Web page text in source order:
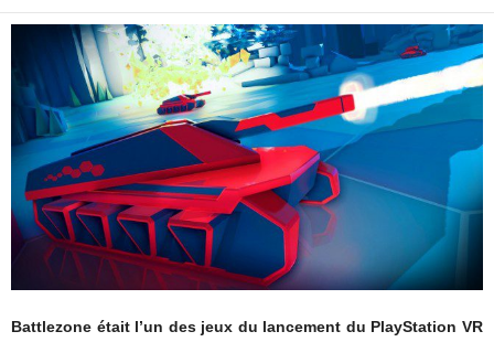
Battlezone était l’un des jeux du lancement du PlayStation VR